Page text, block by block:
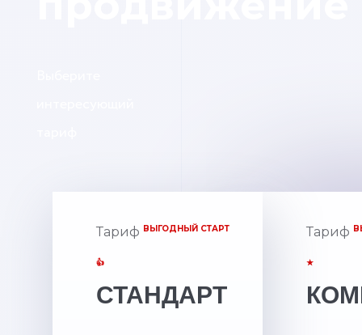
Тариф ВЫГОДНЫЙ СТАРТ
👍
СТАНДАРТ
Тариф
★